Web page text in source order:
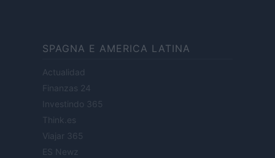
SPAGNA E AMERICA LATINA
Actualidad
Finanzas 24
Investindo 365
Think.es
Viajar 365
ES Newz